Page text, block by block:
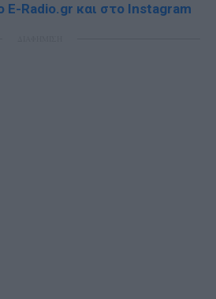
E-Radio.gr και στο Instagram